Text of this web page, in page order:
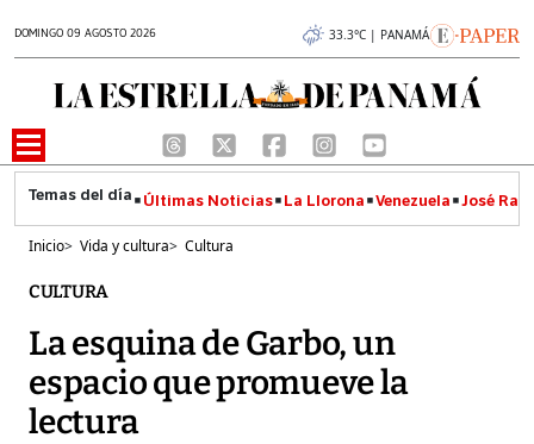
DOMINGO 09 AGOSTO 2026 33.3°C | PANAMÁ
Últimas Noticias La Llorona Venezuela José
Inicio> Vida y cultura> Cultura
CULTURA
La esquina de Garbo, un
espacio que promueve la
lectura